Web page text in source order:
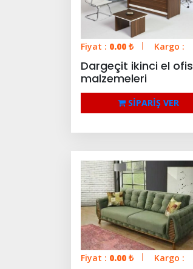
Fiyat : 0.00 ₺ Kargo :
Dargeçit ikinci el ofis
malzemeleri
SİPARİŞ VER
Fiyat : 0.00 ₺ Kargo :